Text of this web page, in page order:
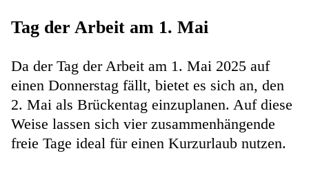
Tag der Arbeit am 1. Mai
Da der Tag der Arbeit am 1. Mai 2025 auf
einen Donnerstag fällt, bietet es sich an, den
2. Mai als Brückentag einzuplanen. Auf diese
Weise lassen sich vier zusammenhängende
freie Tage ideal für einen Kurzurlaub nutzen.